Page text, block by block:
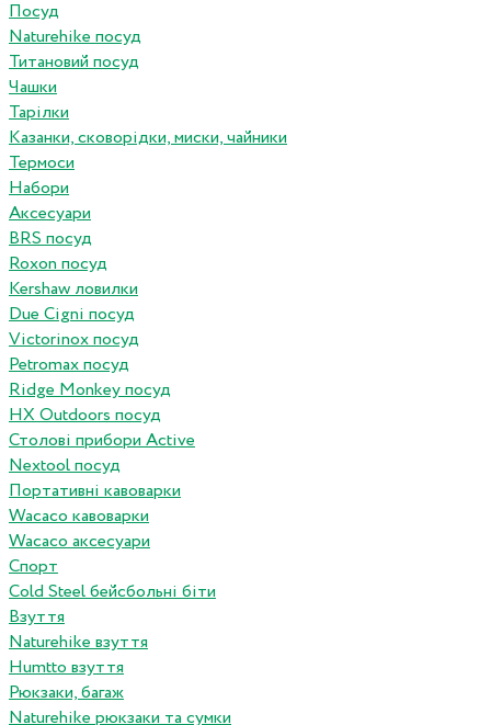
Посуд
Naturehike посуд
Титановий посуд
Чашки
Тарілки
Казанки, сковорідки, миски, чайники
Термоси
Набори
Аксесуари
BRS посуд
Roxon посуд
Kershaw ловилки
Due Cigni посуд
Victorinox посуд
Petromax посуд
Ridge Monkey посуд
HX Outdoors посуд
Столові прибори Active
Nextool посуд
Портативні кавоварки
Wacaco кавоварки
Wacaco аксесуари
Спорт
Cold Steel бейсбольні біти
Взуття
Naturehike взуття
Humtto взуття
Рюкзаки, багаж
Naturehike рюкзаки та сумки